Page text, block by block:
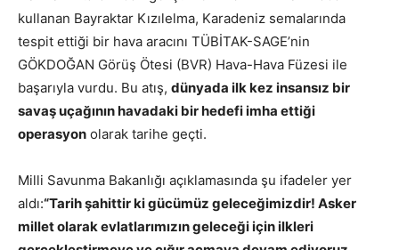
kullanan Bayraktar Kızılelma, Karadeniz semalarında
tespit ettiği bir hava aracını TÜBİTAK-SAGE’nin
GÖKDOĞAN Görüş Ötesi (BVR) Hava-Hava Füzesi ile
başarıyla vurdu. Bu atış, dünyada ilk kez insansız bir
savaş uçağının havadaki bir hedefi imha ettiği
operasyon olarak tarihe geçti.
Milli Savunma Bakanlığı açıklamasında şu ifadeler yer
aldı:“Tarih şahittir ki gücümüz geleceğimizdir! Asker
millet olarak evlatlarımızın geleceği için ilkleri